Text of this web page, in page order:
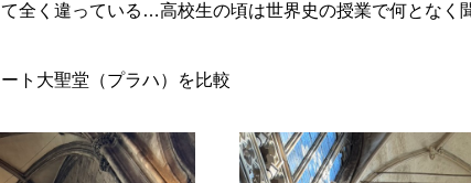
全く違っている…高校生の頃は世界史の授業で何となく
ト大聖堂（プラハ）を比較